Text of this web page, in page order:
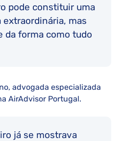
pode constituir uma
mas
da forma como tudo
advogada especializada
AirAdvisor Portugal.
já se mostrava